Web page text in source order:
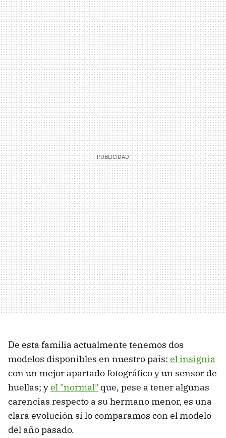
De esta familia actualmente tenemos dos
modelos disponibles en nuestro país: el insignia
con un mejor apartado fotográfico y un sensor de
huellas; yel "normal" que, pese a tener algunas
carencias respecto a su hermano menor, es una
clara evolución si lo comparamos con el modelo
del año pasado.